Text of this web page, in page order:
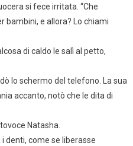
si fece irritata. “Che
bambini, e allora? Lo chiami
di caldo le salì al petto,
lo schermo del telefono. La sua
accanto, notò che le dita di
Natasha.
denti, come se liberasse